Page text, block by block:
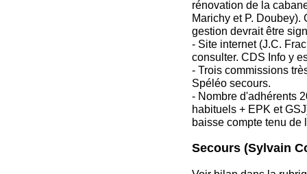
rénovation de la
Marichy et P. Doubey).
gestion devrait être
- Site internet (J.C.
consulter. CDS Info y
- Trois commissions
Spéléo secours.
- Nombre d'adhérents
habituels + EPK et
baisse compte tenu de
Secours (Sylvain